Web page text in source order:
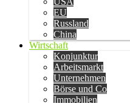
EU
Russland
China
Wirtschaft
Konjunktur
Arbeitsmarkt
Unternehmen
Börse und Co
Immobilien